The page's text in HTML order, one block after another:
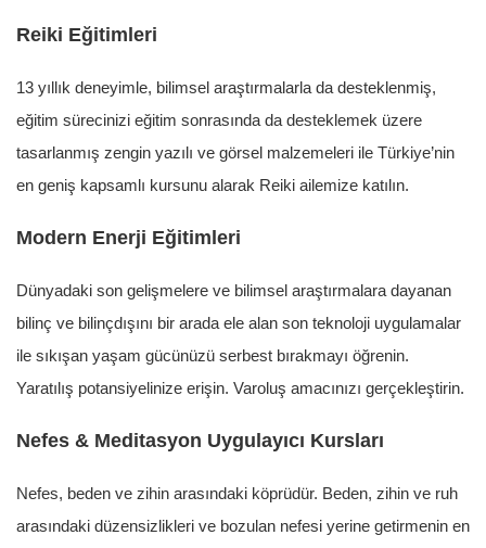
Reiki Eğitimleri
13 yıllık deneyimle, bilimsel araştırmalarla da desteklenmiş,
eğitim sürecinizi eğitim sonrasında da desteklemek üzere
tasarlanmış zengin yazılı ve görsel malzemeleri ile Türkiye’nin
en geniş kapsamlı kursunu alarak Reiki ailemize katılın.
Modern Enerji Eğitimleri
Dünyadaki son gelişmelere ve bilimsel araştırmalara dayanan
bilinç ve bilinçdışını bir arada ele alan son teknoloji uygulamalar
ile sıkışan yaşam gücünüzü serbest bırakmayı öğrenin.
Yaratılış potansiyelinize erişin. Varoluş amacınızı gerçekleştirin.
Nefes & Meditasyon Uygulayıcı Kursları
Nefes, beden ve zihin arasındaki köprüdür. Beden, zihin ve ruh
arasındaki düzensizlikleri ve bozulan nefesi yerine getirmenin en